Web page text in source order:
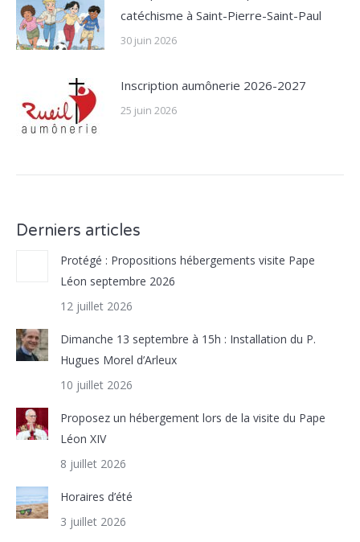
catéchisme à Saint-Pierre-Saint-Paul
30 juin 2026
Inscription aumônerie 2026-2027
25 juin 2026
Derniers articles
Protégé : Propositions hébergements visite Pape
Léon septembre 2026
12 juillet 2026
Dimanche 13 septembre à 15h : Installation du P.
Hugues Morel d’Arleux
10 juillet 2026
Proposez un hébergement lors de la visite du Pape
Léon XIV
8 juillet 2026
Horaires d’été
3 juillet 2026